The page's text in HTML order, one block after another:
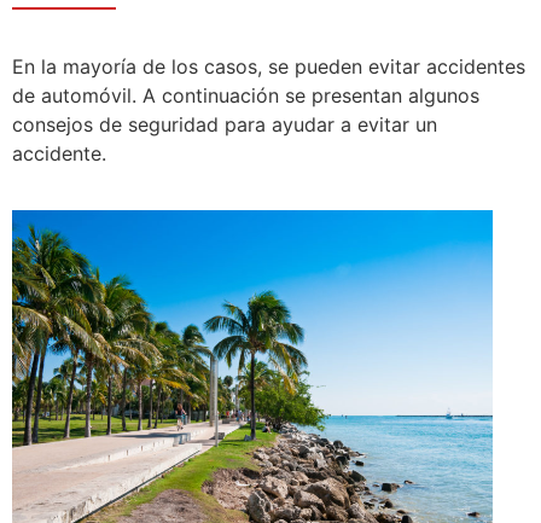
En la mayoría de los casos, se pueden evitar accidentes
de automóvil. A continuación se presentan algunos
consejos de seguridad para ayudar a evitar un
accidente.